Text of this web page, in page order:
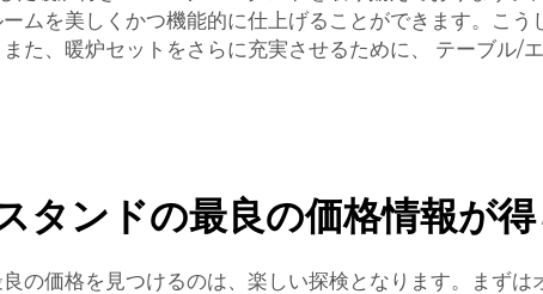
ムを美しくかつ機能的に仕上げることができます。こ
た、暖炉セットをさらに充実させるために、 テーブル/
タンドの最良の価格情報が
の価格を見つけるのは、楽しい探検となります。まず